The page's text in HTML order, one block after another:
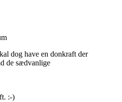
dog have en donkraft der
de sædvanlige
:-)